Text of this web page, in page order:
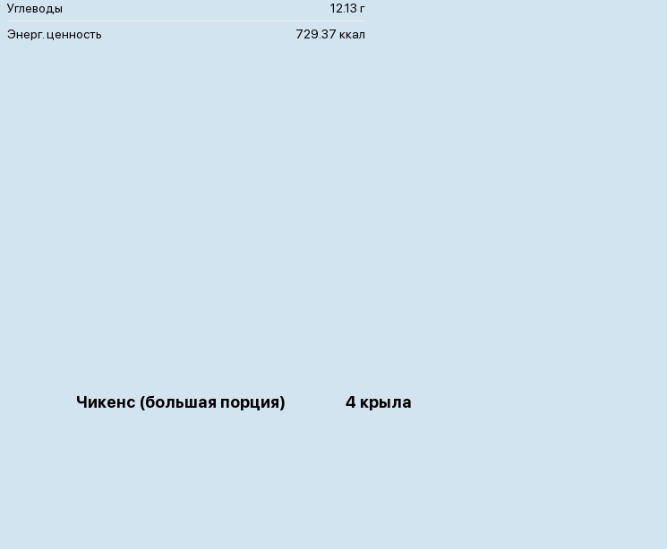
Углеводы
12.13 г
Энерг. ценность
729.37 ккал
Чикенс (большая порция) 4 крыла